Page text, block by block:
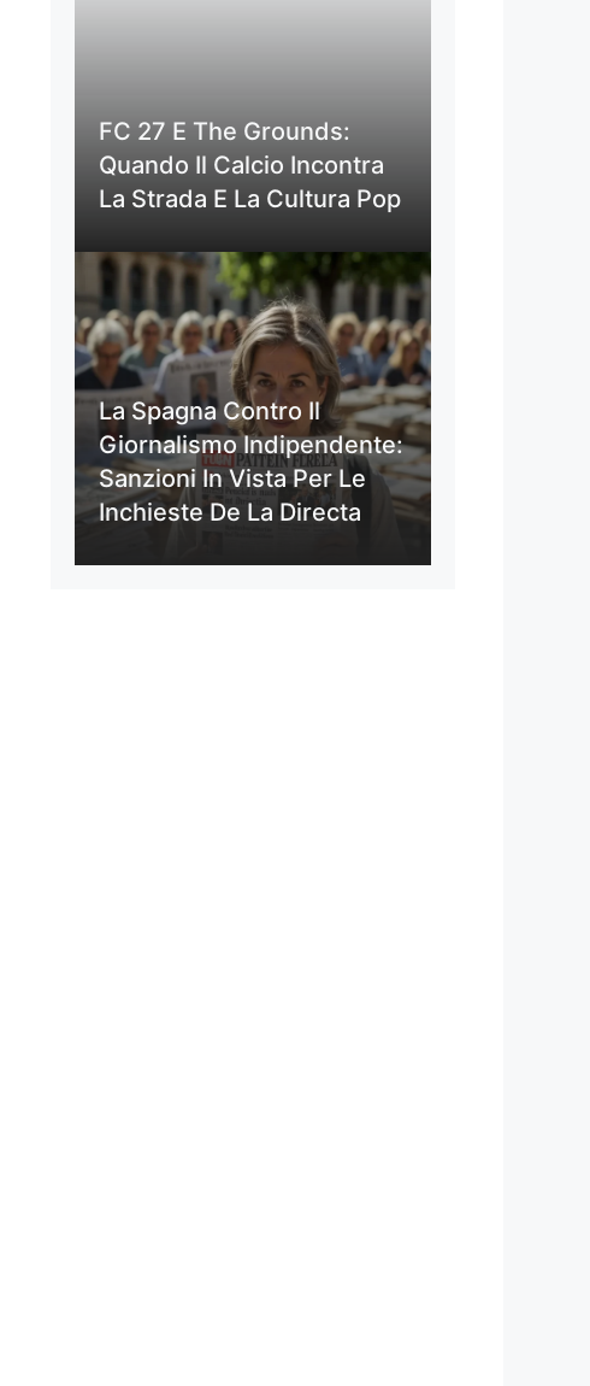
FC 27 E The Grounds:
Quando Il Calcio Incontra
La Strada E La Cultura Pop
La Spagna Contro Il
Giornalismo Indipendente:
Sanzioni In Vista Per Le
Inchieste De La Directa